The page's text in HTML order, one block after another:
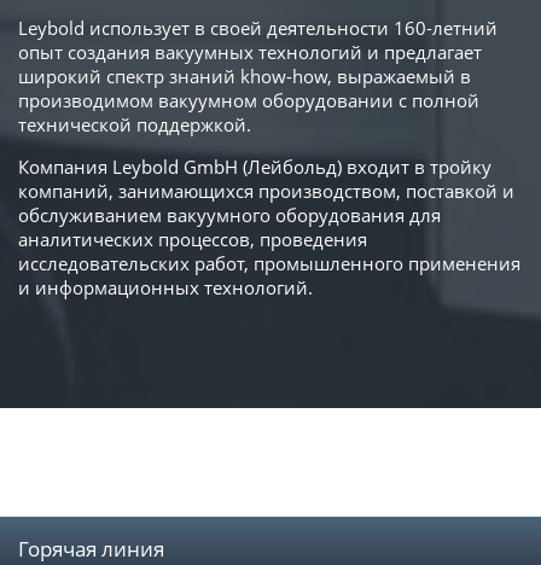
Leybold использует в своей деятельности 160-летний
опыт создания вакуумных технологий и предлагает
широкий спектр знаний khow-how, выражаемый в
производимом вакуумном оборудовании с полной
технической поддержкой.
Компания Leybold GmbH (Лейбольд) входит в тройку
компаний, занимающихся производством, поставкой и
обслуживанием вакуумного оборудования для
аналитических процессов, проведения
исследовательских работ, промышленного применения
и информационных технологий.
Горячая линия